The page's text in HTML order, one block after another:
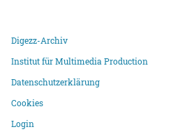
Digezz-Archiv
Institut für Multimedia Production
Datenschutzerklärung
Cookies
Login